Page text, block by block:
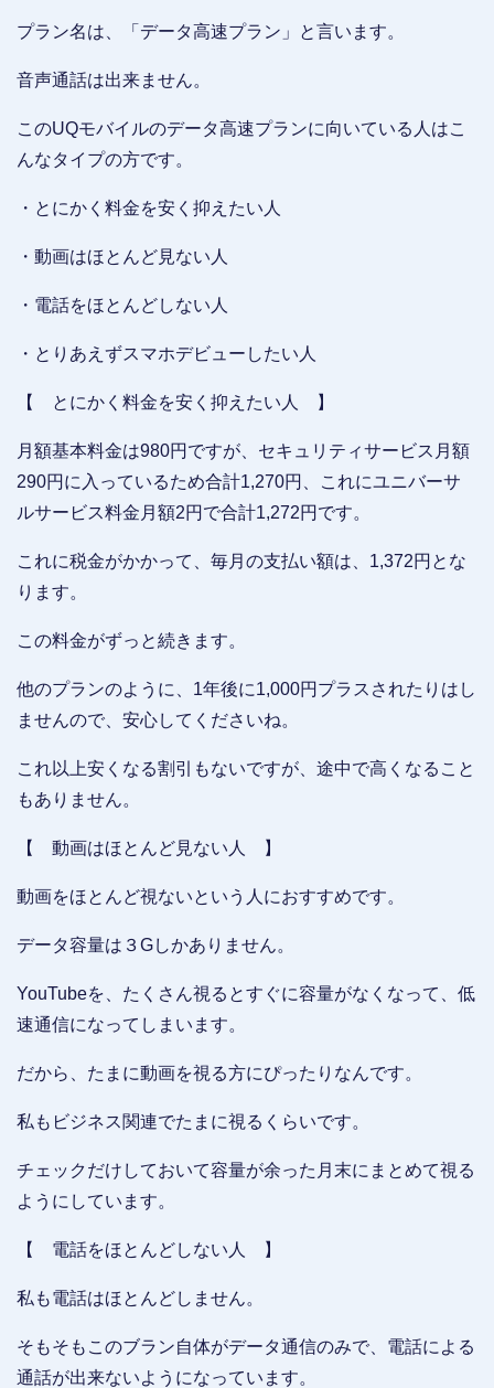
プラン名は、「データ高速プラン」と言います。
音声通話は出来ません。
このUQモバイルのデータ高速プランに向いている人はこ
んなタイプの方です。
・とにかく料金を安く抑えたい人
・動画はほとんど見ない人
・電話をほとんどしない人
・とりあえずスマホデビューしたい人
【 とにかく料金を安く抑えたい人 】
月額基本料金は980円ですが、セキュリティサービス月額
290円に入っているため合計1,270円、これにユニバーサ
ルサービス料金月額2円で合計1,272円です。
これに税金がかかって、毎月の支払い額は、1,372円とな
ります。
この料金がずっと続きます。
他のプランのように、1年後に1,000円プラスされたりはし
ませんので、安心してくださいね。
これ以上安くなる割引もないですが、途中で高くなること
もありません。
【 動画はほとんど見ない人 】
動画をほとんど視ないという人におすすめです。
データ容量は３Gしかありません。
YouTubeを、たくさん視るとすぐに容量がなくなって、低
速通信になってしまいます。
だから、たまに動画を視る方にぴったりなんです。
私もビジネス関連でたまに視るくらいです。
チェックだけしておいて容量が余った月末にまとめて視る
ようにしています。
【 電話をほとんどしない人 】
私も電話はほとんどしません。
そもそもこのブラン自体がデータ通信のみで、電話による
通話が出来ないようになっています。